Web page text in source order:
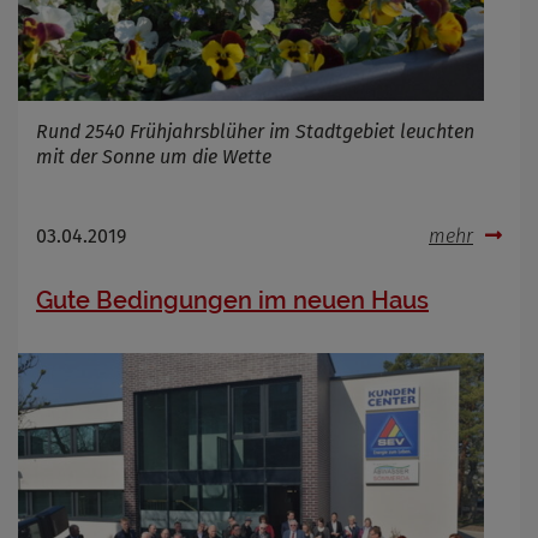
Rund 2540 Frühjahrsblüher im Stadtgebiet leuchten
mit der Sonne um die Wette
03.04.2019 mehr
Gute Bedingungen im neuen Haus